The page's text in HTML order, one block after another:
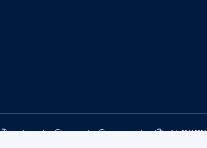
চীন ভাল গুণ মেডিকেল হাড় ড্রিল